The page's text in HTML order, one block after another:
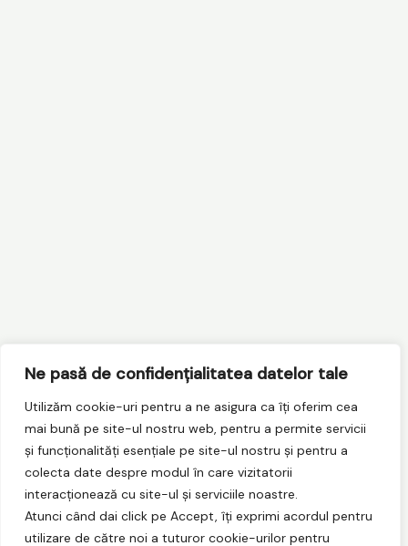
Ne pasă de confidențialitatea datelor tale
Utilizăm cookie-uri pentru a ne asigura ca îți oferim cea
mai bună pe site-ul nostru web, pentru a permite servicii
și funcționalități esențiale pe site-ul nostru și pentru a
colecta date despre modul în care vizitatorii
interacționează cu site-ul și serviciile noastre.
Atunci când dai click pe Accept, îți exprimi acordul pentru
utilizare de către noi a tuturor cookie-urilor pentru